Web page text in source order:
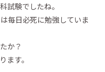
試験でしたね。
毎日必死に勉強していま
か？
ます。